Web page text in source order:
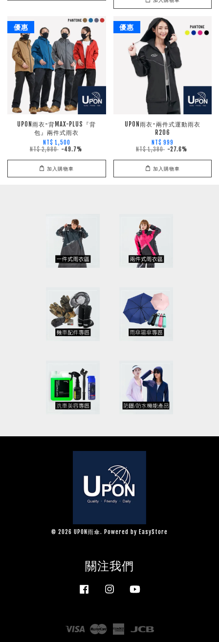
優惠
UPON雨衣-背MAX-PLUS『背
包』兩件式雨衣
NT$ 1,500
NT$ 2,980 -49.7%
加入購物車
優惠
UPON雨衣-兩件式運動雨衣
R206
NT$ 999
NT$ 1,380 -27.6%
加入購物車
© 2026 UPON雨傘. Powered by EasyStore
關注我們
Facebook Instagram
Visa Master
American